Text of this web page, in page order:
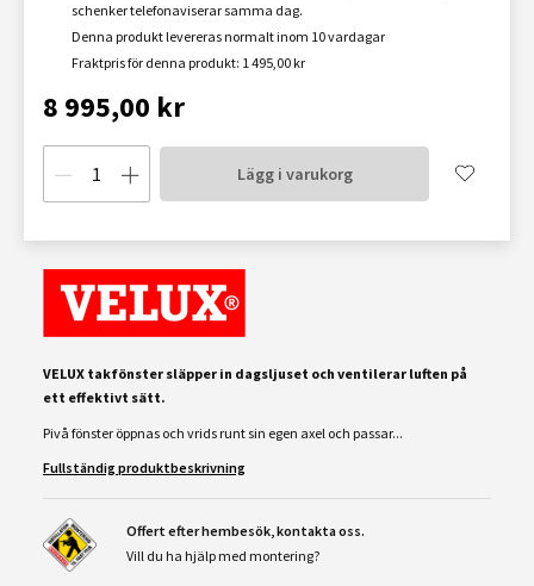
schenker telefonaviserar samma dag.
Denna produkt levereras normalt inom 10 vardagar
Fraktpris för denna produkt: 1 495,00 kr
8 995,00 kr
Lägg i varukorg
VELUX takfönster släpper in dagsljuset och ventilerar luften på
ett effektivt sätt.
Pivå fönster öppnas och vrids runt sin egen axel och passar...
Fullständig produktbeskrivning
Offert efter hembesök, kontakta oss.
Vill du ha hjälp med montering?